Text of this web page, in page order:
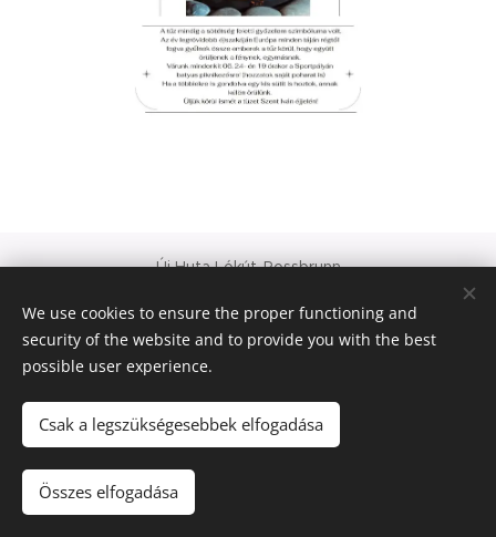
Új Huta Lókút-Rossbrunn
Európa Kultúrális Fővárosa
PAJTA PROJEKT
© 2021 Minden jog fenntartva Cookies
Magyar
We use cookies to ensure the proper functioning and
security of the website and to provide you with the best
possible user experience.
Csak a legszükségesebbek elfogadása
Összes elfogadása